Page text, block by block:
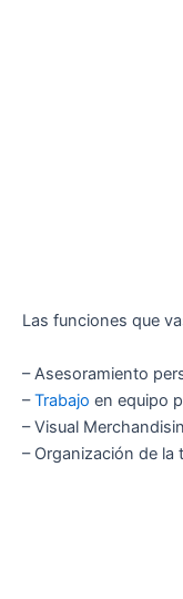
Las funciones que
– Asesoramiento
–Trabajo en equipo
– Visual
– Organización de la